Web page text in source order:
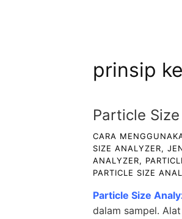
prinsip
Particle
CARA
SIZE ANALYZER,
ANALYZER,
PARTICLE SIZE
Particle Size
dalam sampel.